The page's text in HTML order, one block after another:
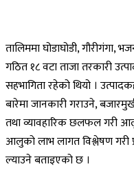
तालिममा घोडाघोडी, गौरीगंगा,
गठित १८ वटा ताजा तरकारी
सहभागिता रहेको थियो ।
बारेमा जानकारी गराउने,
तथा व्यावहारिक छलफल गरी
आलुको लाभ लागत विश्लेषण गरी
ल्याउने बताइएको छ ।